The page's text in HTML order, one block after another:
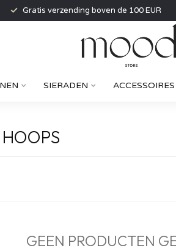
Gratis verzending boven de 100 EUR
SIERADEN ACCESSOIRES
GEEN PRODUCTEN